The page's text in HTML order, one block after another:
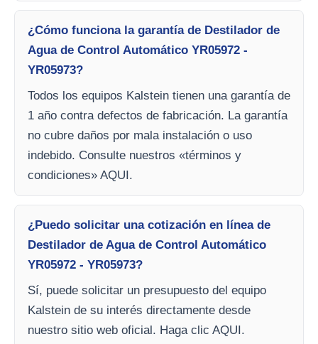
¿Cómo funciona la garantía de Destilador de
Agua de Control Automático YR05972 -
YR05973?
Todos los equipos Kalstein tienen una garantía de
1 año contra defectos de fabricación. La garantía
no cubre daños por mala instalación o uso
indebido. Consulte nuestros «términos y
condiciones» AQUI.
¿Puedo solicitar una cotización en línea de
Destilador de Agua de Control Automático
YR05972 - YR05973?
Sí, puede solicitar un presupuesto del equipo
Kalstein de su interés directamente desde
nuestro sitio web oficial. Haga clic AQUI.